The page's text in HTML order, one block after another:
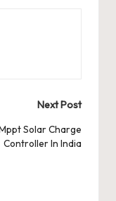
Next Post
Solar Charge
Controller In India